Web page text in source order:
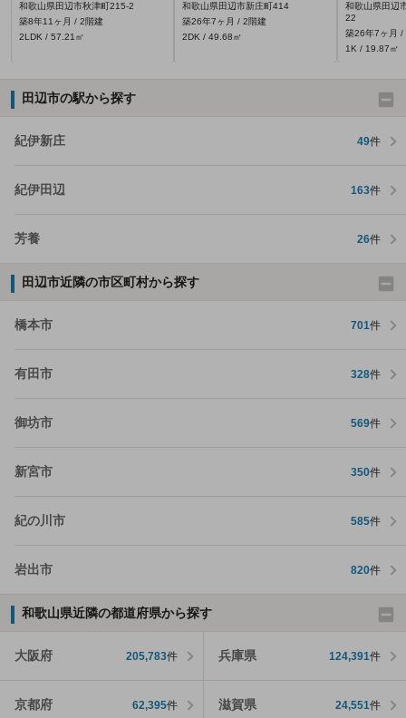
和歌山県田辺市秋津町215‐2
築8年11ヶ月 / 2階建
2LDK / 57.21㎡
和歌山県田辺市新庄町414
築26年7ヶ月 / 2階建
2DK / 49.68㎡
和歌山県田辺
22
築26年7ヶ月 /
1K / 19.87㎡
田辺市の駅から探す
紀伊新庄 49件
紀伊田辺 163件
芳養 26件
田辺市近隣の市区町村から探す
橋本市 701件
有田市 328件
御坊市 569件
新宮市 350件
紀の川市 585件
岩出市 820件
和歌山県近隣の都道府県から探す
大阪府 205,783件 兵庫県 124,391件
京都府 62,395件 滋賀県 24,551件